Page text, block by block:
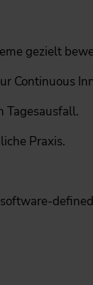
gezielt
Continuous
Tagesausfall.
Praxis.